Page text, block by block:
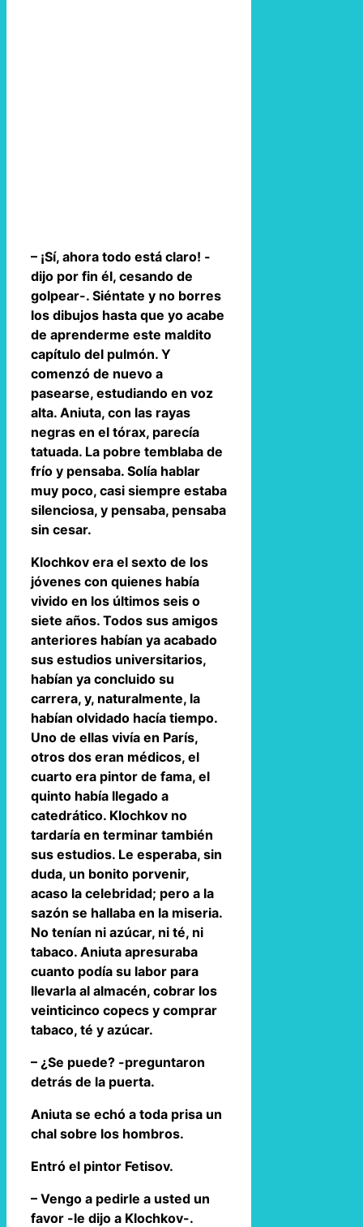
– ¡Sí, ahora todo está claro! -
dijo por fin él, cesando de
golpear-. Siéntate y no borres
los dibujos hasta que yo acabe
de aprenderme este maldito
capítulo del pulmón. Y
comenzó de nuevo a
pasearse, estudiando en voz
alta. Aniuta, con las rayas
negras en el tórax, parecía
tatuada. La pobre temblaba de
frío y pensaba. Solía hablar
muy poco, casi siempre estaba
silenciosa, y pensaba, pensaba
sin cesar.
Klochkov era el sexto de los
jóvenes con quienes había
vivido en los últimos seis o
siete años. Todos sus amigos
anteriores habían ya acabado
sus estudios universitarios,
habían ya concluido su
carrera, y, naturalmente, la
habían olvidado hacía tiempo.
Uno de ellas vivía en París,
otros dos eran médicos, el
cuarto era pintor de fama, el
quinto había llegado a
catedrático. Klochkov no
tardaría en terminar también
sus estudios. Le esperaba, sin
duda, un bonito porvenir,
acaso la celebridad; pero a la
sazón se hallaba en la miseria.
No tenían ni azúcar, ni té, ni
tabaco. Aniuta apresuraba
cuanto podía su labor para
llevarla al almacén, cobrar los
veinticinco copecs y comprar
tabaco, té y azúcar.
– ¿Se puede? -preguntaron
detrás de la puerta.
Aniuta se echó a toda prisa un
chal sobre los hombros.
Entró el pintor Fetisov.
– Vengo a pedirle a usted un
favor -le dijo a Klochkov-.